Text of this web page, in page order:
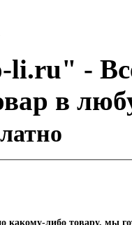
-
в
какому-либо товару, мы